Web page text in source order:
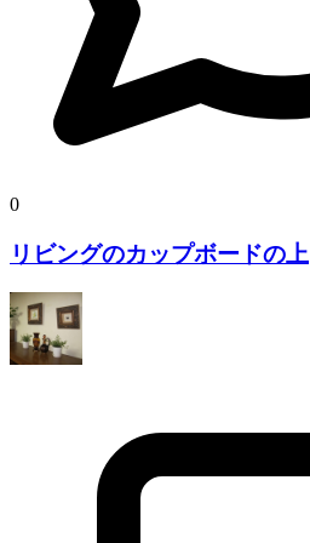
0
リビングのカップボードの上